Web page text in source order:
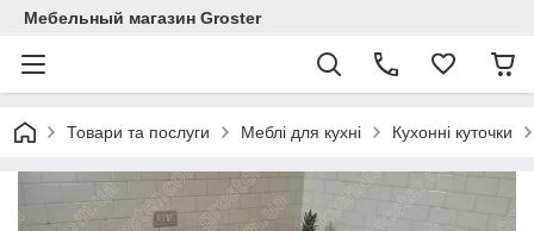
Мебельный магазин Groster
Товари та послуги Меблі для кухні Кухонні куточки